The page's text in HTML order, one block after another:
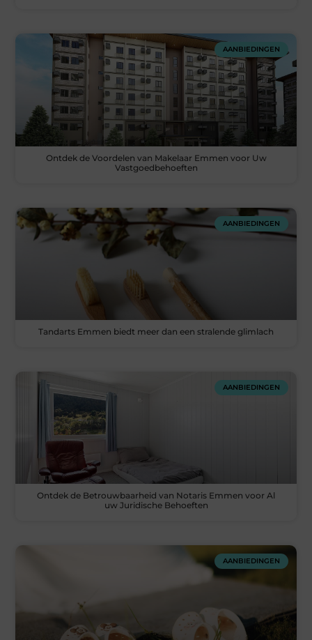
AANBIEDINGEN
Ontdek de Voordelen van Makelaar Emmen voor Uw
Vastgoedbehoeften
AANBIEDINGEN
Tandarts Emmen biedt meer dan een stralende glimlach
AANBIEDINGEN
Ontdek de Betrouwbaarheid van Notaris Emmen voor Al
uw Juridische Behoeften
AANBIEDINGEN